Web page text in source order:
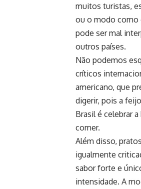
muitos turistas,
ou o modo como
pode ser mal
outros países.
Não podemos
críticos
americano, que
digerir, pois a
Brasil é celebrar
comer.
Além disso,
igualmente
sabor forte e
intensidade. A